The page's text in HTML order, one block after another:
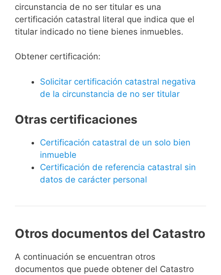
circunstancia de no ser titular es una
certificación catastral literal que indica que el
titular indicado no tiene bienes inmuebles.
Obtener certificación:
Solicitar certificación catastral negativa
de la circunstancia de no ser titular
Otras certificaciones
Certificación catastral de un solo bien
inmueble
Certificación de referencia catastral sin
datos de carácter personal
Otros documentos del Catastro
A continuación se encuentran otros
documentos que puede obtener del Catastro